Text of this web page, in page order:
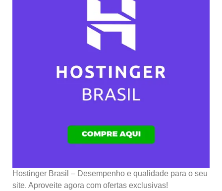
Hostinger Brasil – Desempenho e qualidade para o seu
site. Aproveite agora com ofertas exclusivas!